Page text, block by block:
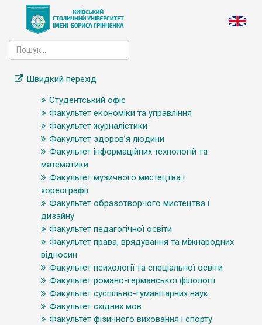
Швидкий перехід
Студентський офіс
Факультет економіки та управління
Факультет журналістики
Факультет здоров’я людини
Факультет інформаційних технологій та
математики
Факультет музичного мистецтва і
хореографії
Факультет образотворчого мистецтва і
дизайну
Факультет педагогічної освіти
Факультет права, врядування та міжнародних
відносин
Факультет психології та спеціальної освіти
Факультет романо-германської філології
Факультет суспільно-гуманітарних наук
Факультет східних мов
Факультет фізичного виховання і спорту